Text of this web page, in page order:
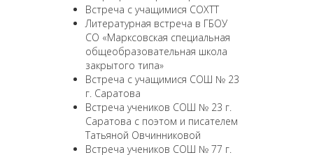
Встреча с учащимися СОХТТ
Литературная встреча в ГБОУ
СО «Марксовская специальная
общеобразовательная школа
закрытого типа»
Встреча с учащимися СОШ № 23
г. Саратова
Встреча учеников СОШ № 23 г.
Саратова с поэтом и писателем
Татьяной Овчинниковой
Встреча учеников СОШ № 77 г.